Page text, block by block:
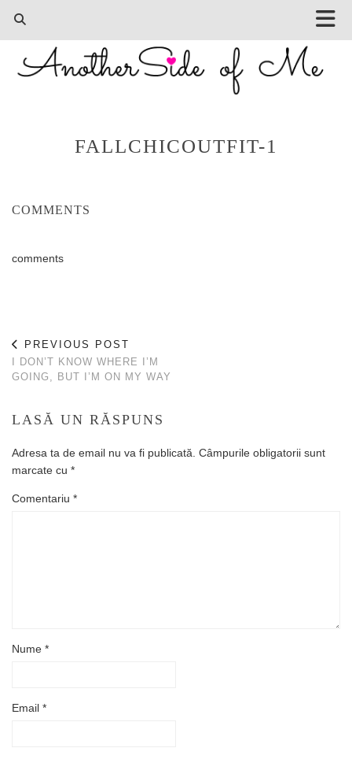
FALLCHICOUTFIT-1
COMMENTS
comments
PREVIOUS POST
I DON’T KNOW WHERE I’M
GOING, BUT I’M ON MY WAY
LASĂ UN RĂSPUNS
Adresa ta de email nu va fi publicată. Câmpurile obligatorii sunt
marcate cu *
Comentariu *
Nume *
Email *